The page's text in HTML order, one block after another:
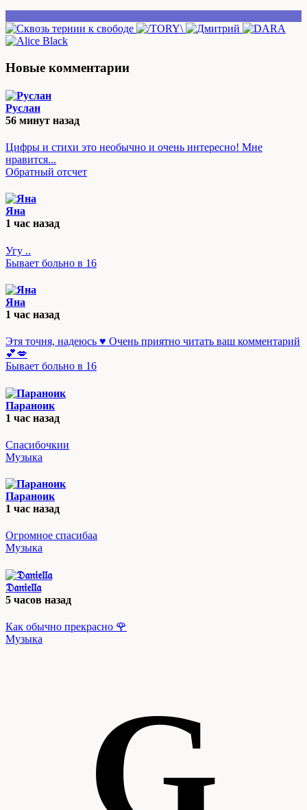
Новые комментарии
Руслан
56 минут назад
Цифры и стихи это необычно и очень интересно! Мне
нравится...
Обратный отсчет
Яна
1 час назад
Угу ..
Бывает больно в 16
Яна
1 час назад
Этя точня, надеюсь ♥️ Очень приятно читать ваш комментарий
💕💋
Бывает больно в 16
Параноик
1 час назад
Спасибочкии
Музыка
Параноик
1 час назад
Огромное спасибаа
Музыка
𝔇𝔞𝔫𝔦𝔢𝔩𝔩𝔞
5 часов назад
Как обычно прекрасно 🌹
Музыка
G